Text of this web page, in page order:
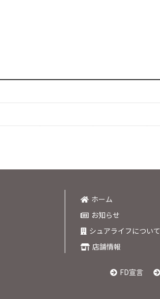
ホーム
お知らせ
シュアライフについて
店舗情報
FD宣言